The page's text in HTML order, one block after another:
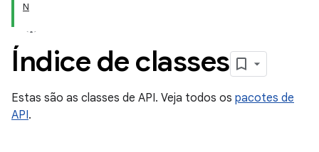
N
Índice de classes
Estas são as classes de API. Veja todos os pacotes de
API.